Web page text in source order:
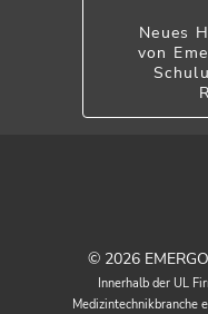
Neues
von
© 2026
Innerhalb der UL
Medizintechnikbranche